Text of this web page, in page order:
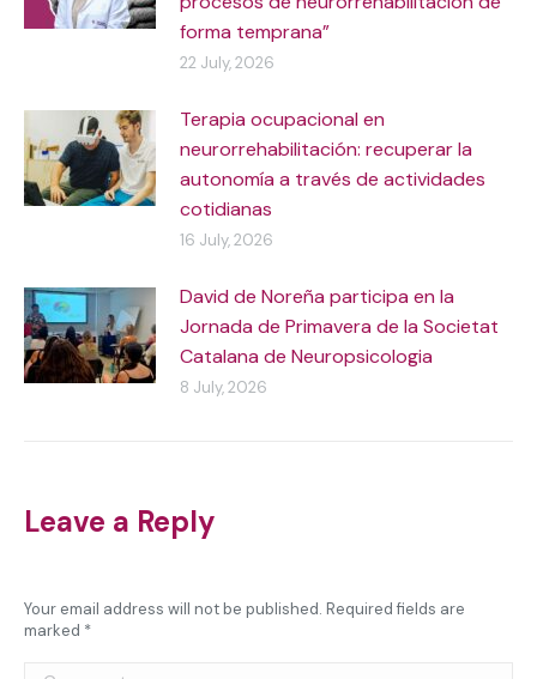
forma temprana”
22 July, 2026
Terapia ocupacional en
neurorrehabilitación: recuperar la
autonomía a través de actividades
cotidianas
16 July, 2026
David de Noreña participa en la
Jornada de Primavera de la Societat
Catalana de Neuropsicologia
8 July, 2026
Leave a Reply
Your email address will not be published. Required fields are
marked *